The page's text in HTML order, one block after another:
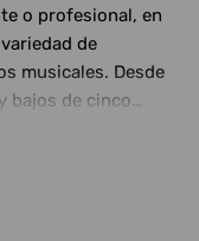
o profesional, en
de
musicales. Desde
bajos de cinco
de